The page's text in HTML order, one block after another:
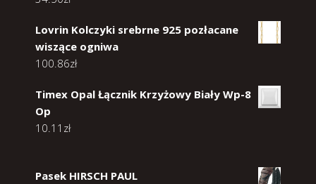
Lovrin Kolczyki srebrne 925 pozłacane
wiszące ogniwa
100.86zł
Timex Opal Łącznik Krzyżowy Biały Wp-8
Op
10.11 zł
Pasek HIRSCH PAUL